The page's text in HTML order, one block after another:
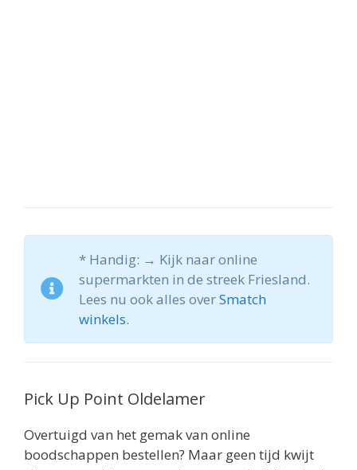
* Handig: → Kijk naar online
supermarkten in de streek Friesland.
Lees nu ook alles overSmatch
winkels.
Pick Up Point Oldelamer
Overtuigd van het gemak van online
boodschappen bestellen? Maar geen tijd kwijt